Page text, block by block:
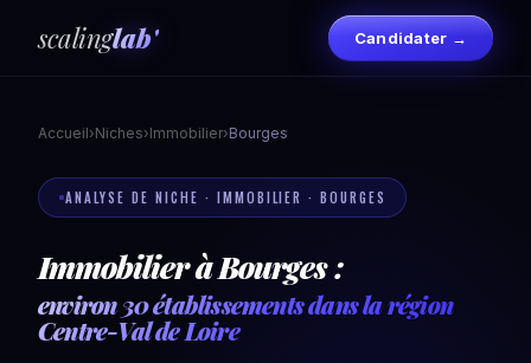
scalinglab' Candidater →
Accueil›Niches›Immobilier›Bourges
ANALYSE DE NICHE · IMMOBILIER · BOURGES
Immobilier à Bourges :
environ 30 établissements dans la région
Centre-Val de Loire